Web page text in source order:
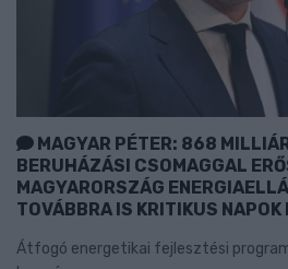
MAGYAR PÉTER: 868
BERUHÁZÁSI CSOMAGGAL
MAGYARORSZÁG
TOVÁBBRA IS KRITIKUS NAPOK
Átfogó energetikai fejlesztési